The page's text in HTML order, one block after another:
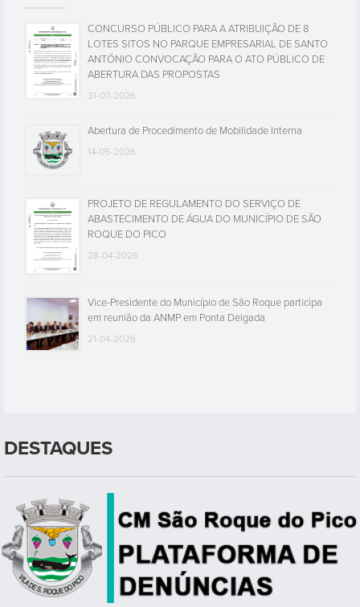
CONCURSO PÚBLICO PARA A ATRIBUIÇÃO DE 8
LOTES SITOS NO PARQUE EMPRESARIAL DE SANTO
ANTÓNIO CONVOCAÇÃO PARA O ATO PÚBLICO DE
ABERTURA DAS PROPOSTAS
31-07-2026
Abertura de Procedimento de Mobilidade Interna
14-05-2026
PROJETO DE REGULAMENTO DO SERVIÇO DE
ABASTECIMENTO DE ÁGUA DO MUNICÍPIO DE SÃO
ROQUE DO PICO
28-04-2026
Vice-Presidente do Município de São Roque participa
em reunião da ANMP em Ponta Delgada
21-04-2026
DESTAQUES